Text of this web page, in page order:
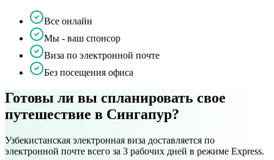
Все онлайн
Мы - ваш спонсор
Виза по электронной почте
Без посещения офиса
Готовы ли вы спланировать свое
путешествие в Сингапур?
Узбекистанская электронная виза доставляется по
электронной почте всего за 3 рабочих дней в режиме Express.